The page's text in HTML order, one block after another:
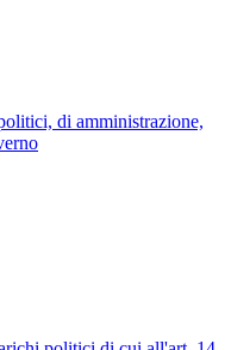
di amministrazione,